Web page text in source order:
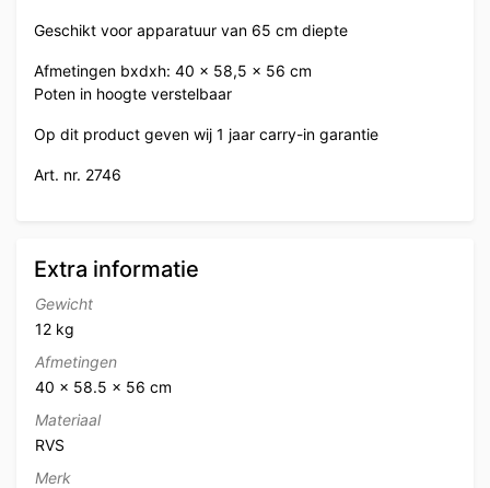
Geschikt voor apparatuur van 65 cm diepte
Afmetingen bxdxh: 40 x 58,5 x 56 cm
Poten in hoogte verstelbaar
Op dit product geven wij 1 jaar carry-in garantie
Art. nr. 2746
Extra informatie
Gewicht
12 kg
Afmetingen
40 × 58.5 × 56 cm
Materiaal
RVS
Merk